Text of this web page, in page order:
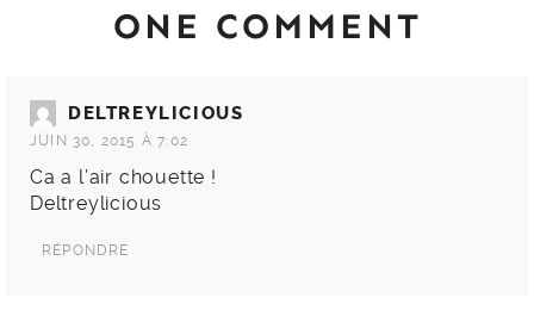
ONE COMMENT
DELTREYLICIOUS
JUIN 30, 2015 À 7:02
Ca a l’air chouette !
Deltreylicious
RÉPONDRE